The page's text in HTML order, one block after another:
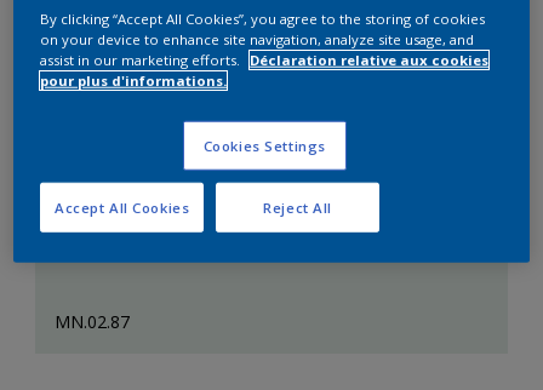
Suggestions d'Harmonies
MN.02.87
By clicking “Accept All Cookies”, you agree to the storing of cookies
on your device to enhance site navigation, analyze site usage, and
assist in our marketing efforts.
Déclaration relative aux cookies
pour plus d'informations.
Cookies Settings
Reject All
Accept All Cookies